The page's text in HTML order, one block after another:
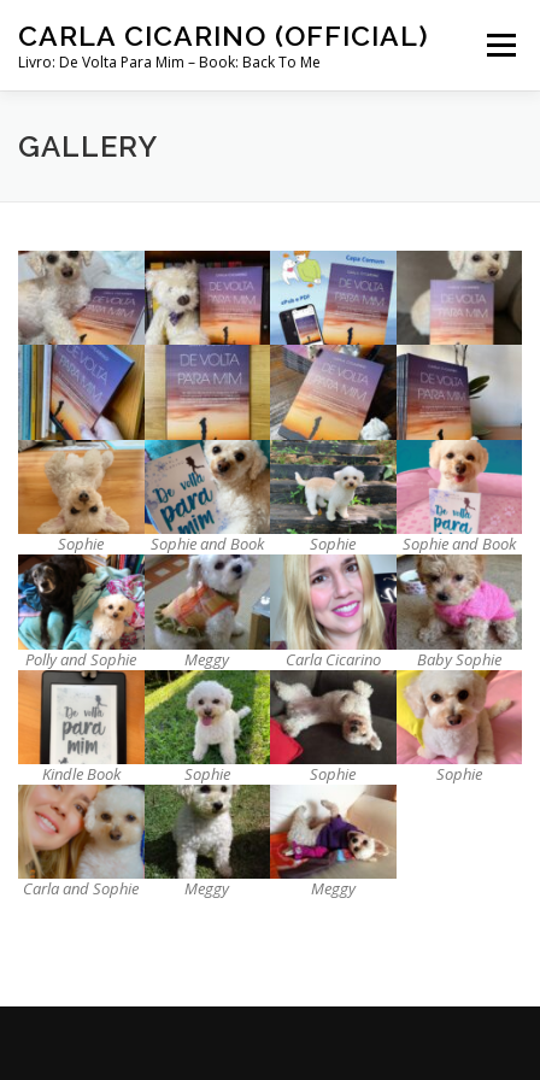
content
CARLA CICARINO (OFFICIAL)
Livro: De Volta Para Mim – Book: Back To Me
Menu
COMPRAR LIVRO “DE VOLTA PARA MIM”
CURSO COMUNICAÇÃO INTUITIVA ABRIL 2024
GALLERY
Sophie Sophie and Book Sophie Sophie and Book
Polly and Sophie Meggy Carla Cicarino Baby Sophie
Kindle Book Sophie Sophie Sophie
Carla and Sophie Meggy Meggy